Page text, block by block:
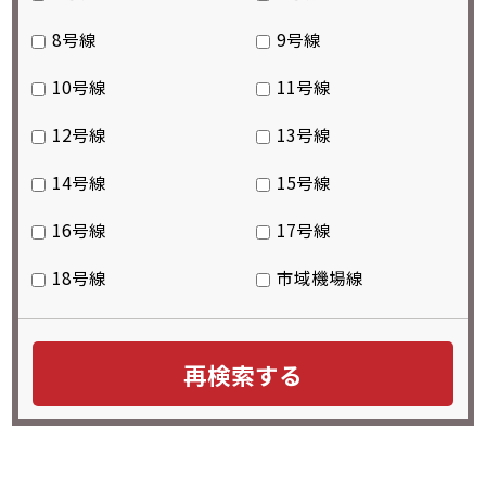
8号線
9号線
10号線
11号線
12号線
13号線
14号線
15号線
16号線
17号線
18号線
市域機場線